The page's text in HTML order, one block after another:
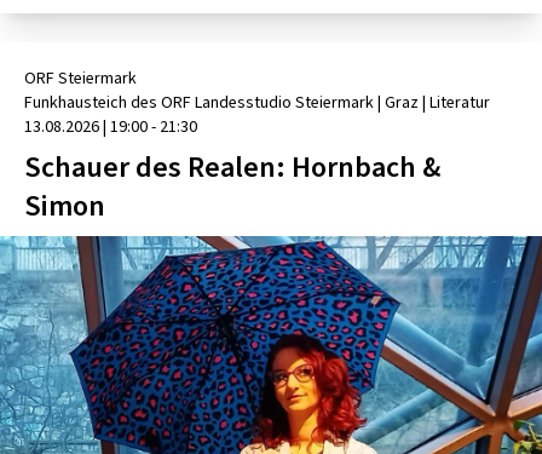
ORF Steiermark
Funkhausteich des ORF Landesstudio Steiermark| Graz| Literatur
13.08.2026| 19:00 - 21:30
Schauer des Realen: Hornbach &
Simon